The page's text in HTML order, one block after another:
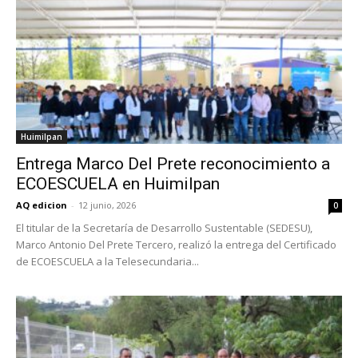
Huimilpan
Entrega Marco Del Prete reconocimiento a
ECOESCUELA en Huimilpan
AQ edicion - 12 junio, 2026 0
El titular de la Secretaría de Desarrollo Sustentable (SEDESU),
Marco Antonio Del Prete Tercero, realizó la entrega del Certificado
de ECOESCUELA a la Telesecundaria...